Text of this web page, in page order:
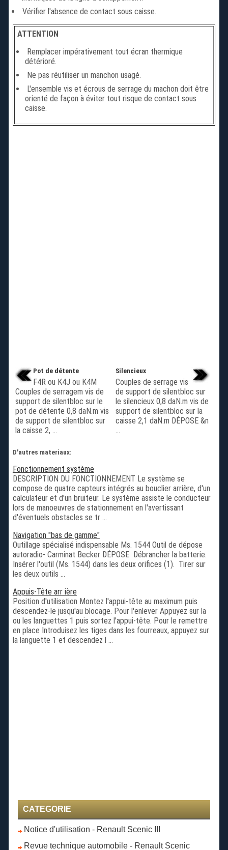
Vérifier l'absence de contact sous caisse.
ATTENTION
Remplacer impérativement tout écran thermique
détérioré.
Ne pas réutiliser un manchon usagé.
L'ensemble vis et écrous de serrage du machon doit être
orienté de façon à éviter tout risque de contact sous
caisse.
Pot de détente
F4R ou K4J ou K4M
Couples de serragem vis de
support de silentbloc sur le
pot de détente 0,8 daN.m vis
de support de silentbloc sur
la caisse 2, ...
Silencieux
Couples de serrage vis
de support de silentbloc sur
le silencieux 0,8 daN.m vis de
support de silentbloc sur la
caisse 2,1 daN.m DÉPOSE &n
...
D'autres materiaux:
Fonctionnement système
DESCRIPTION DU FONCTIONNEMENT Le système se
compose de quatre capteurs intégrés au bouclier arrière, d'un
calculateur et d'un bruiteur. Le système assiste le conducteur
lors de manoeuvres de stationnement en l'avertissant
d'éventuels obstacles se tr ...
Navigation "bas de gamme"
Outillage spécialisé indispensable Ms. 1544 Outil de dépose
autoradio- Carminat Becker DÉPOSE Débrancher la batterie.
Insérer l'outil (Ms. 1544) dans les deux orifices (1). Tirer sur
les deux outils ...
Appuis-Tête arr ière
Position d'utilisation Montez l'appui-tête au maximum puis
descendez-le jusqu'au blocage. Pour l'enlever Appuyez sur la
ou les languettes 1 puis sortez l'appui-tête. Pour le remettre
en place Introduisez les tiges dans les fourreaux, appuyez sur
la languette 1 et descendez l ...
CATEGORIE
Notice d'utilisation - Renault Scenic III
Revue technique automobile - Renault Scenic